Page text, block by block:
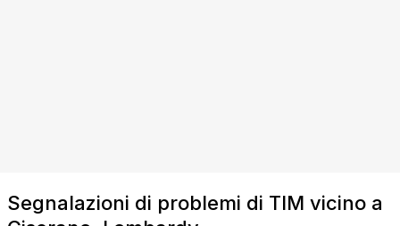
Segnalazioni di problemi di TIM vicino a